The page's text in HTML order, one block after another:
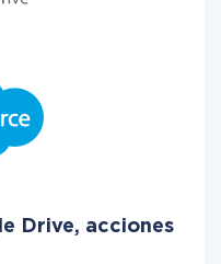
Drive, acciones